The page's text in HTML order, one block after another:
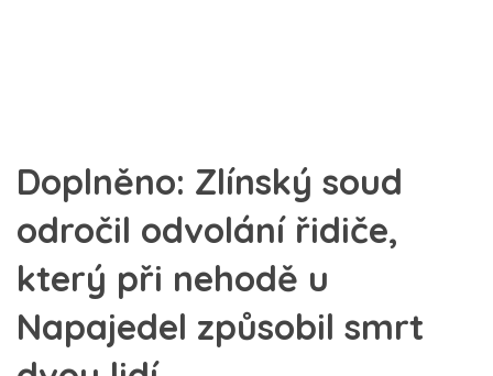
Doplněno: Zlínský soud
odročil odvolání řidiče,
který při nehodě u
Napajedel způsobil smrt